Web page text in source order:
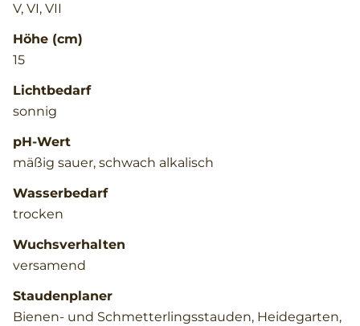
V, VI, VII
Höhe (cm)
15
Lichtbedarf
sonnig
pH-Wert
mäßig sauer, schwach alkalisch
Wasserbedarf
trocken
Wuchsverhalten
versamend
Staudenplaner
Bienen- und Schmetterlingsstauden, Heidegarten,